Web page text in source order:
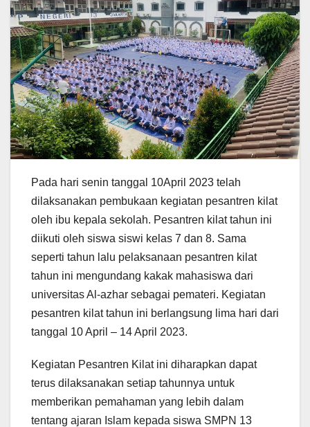
Pada hari senin tanggal 10April 2023 telah
dilaksanakan pembukaan kegiatan pesantren kilat
oleh ibu kepala sekolah. Pesantren kilat tahun ini
diikuti oleh siswa siswi kelas 7 dan 8. Sama
seperti tahun lalu pelaksanaan pesantren kilat
tahun ini mengundang kakak mahasiswa dari
universitas Al-azhar sebagai pemateri. Kegiatan
pesantren kilat tahun ini berlangsung lima hari dari
tanggal 10 April – 14 April 2023.
Kegiatan Pesantren Kilat ini diharapkan dapat
terus dilaksanakan setiap tahunnya untuk
memberikan pemahaman yang lebih dalam
tentang ajaran Islam kepada siswa SMPN 13